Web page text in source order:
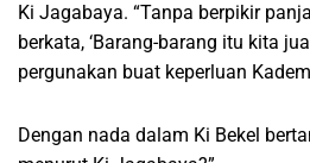
Ki Jagabaya. “Tanpa berpikir
berkata, ‘Barang-barang itu kita
pergunakan buat keperluan
Dengan nada dalam Ki Bekel